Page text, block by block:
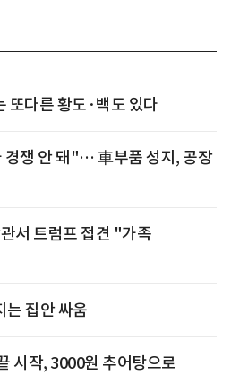
또다른 황도·백도 있다
경쟁 안 돼"… 車부품 성지, 공장
서 트럼프 접견 "가족
는 집안 싸움
시작, 3000원 추어탕으로